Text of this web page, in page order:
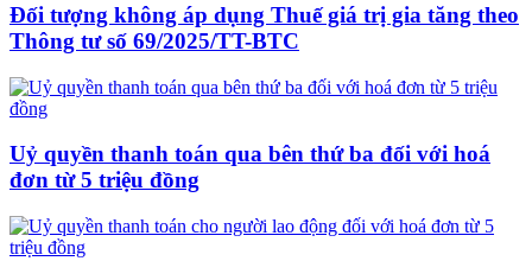
Đối tượng không áp dụng Thuế giá trị gia tăng theo
Thông tư số 69/2025/TT-BTC
Uỷ quyền thanh toán qua bên thứ ba đối với hoá
đơn từ 5 triệu đồng